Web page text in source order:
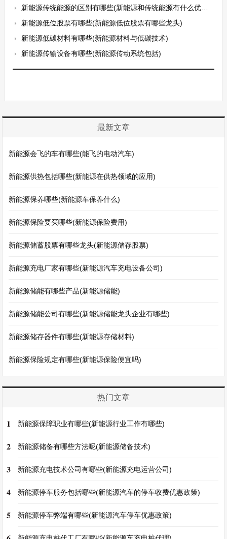
新能源传统能源的区别有哪些(新能源和传统能源有什么优点和缺点)
新能源低位股票有哪些(新能源低位股票有哪些龙头)
新能源低碳材料有哪些(新能源材料与低碳技术)
新能源传输设备有哪些(新能源传动系统包括)
最新文章
新能源会飞的车有哪些(能飞的电动汽车)
新能源供热包括哪些(新能源在供热领域的应用)
新能源保养哪些(新能源车保养什么)
新能源保险要买哪些(新能源保险费用)
新能源储蓄股票有哪些龙头(新能源储存股票)
新能源充电厂家有哪些(新能源汽车充电设备公司)
新能源储能有哪些产品(新能源储能)
新能源储能公司有哪些(新能源储能龙头企业有哪些)
新能源储存器件有哪些(新能源存储材料)
新能源保险规定有哪些(新能源保险便宜吗)
热门文章
1 新能源保障职业有哪些(新能源行业工作有哪些)
2 新能源储备有哪些方法呢(新能源储备技术)
3 新能源充电技术公司有哪些(新能源充电运营公司)
4 新能源停车服务包括哪些(新能源汽车的停车收费优惠政策)
5 新能源停车弊端有哪些(新能源汽车停车优惠政策)